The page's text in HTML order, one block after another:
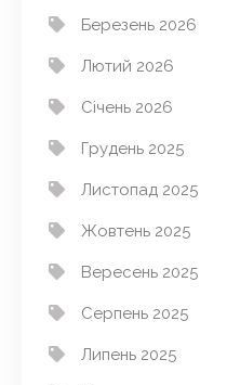
Березень 2026
Лютий 2026
Січень 2026
Грудень 2025
Листопад 2025
Жовтень 2025
Вересень 2025
Серпень 2025
Липень 2025